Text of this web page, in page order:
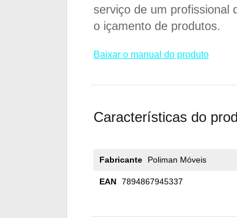
serviço de um profissional
o içamento de produtos.
Baixar o manual do produto
Características do
Fabricante Poliman Móveis
EAN 7894867945337